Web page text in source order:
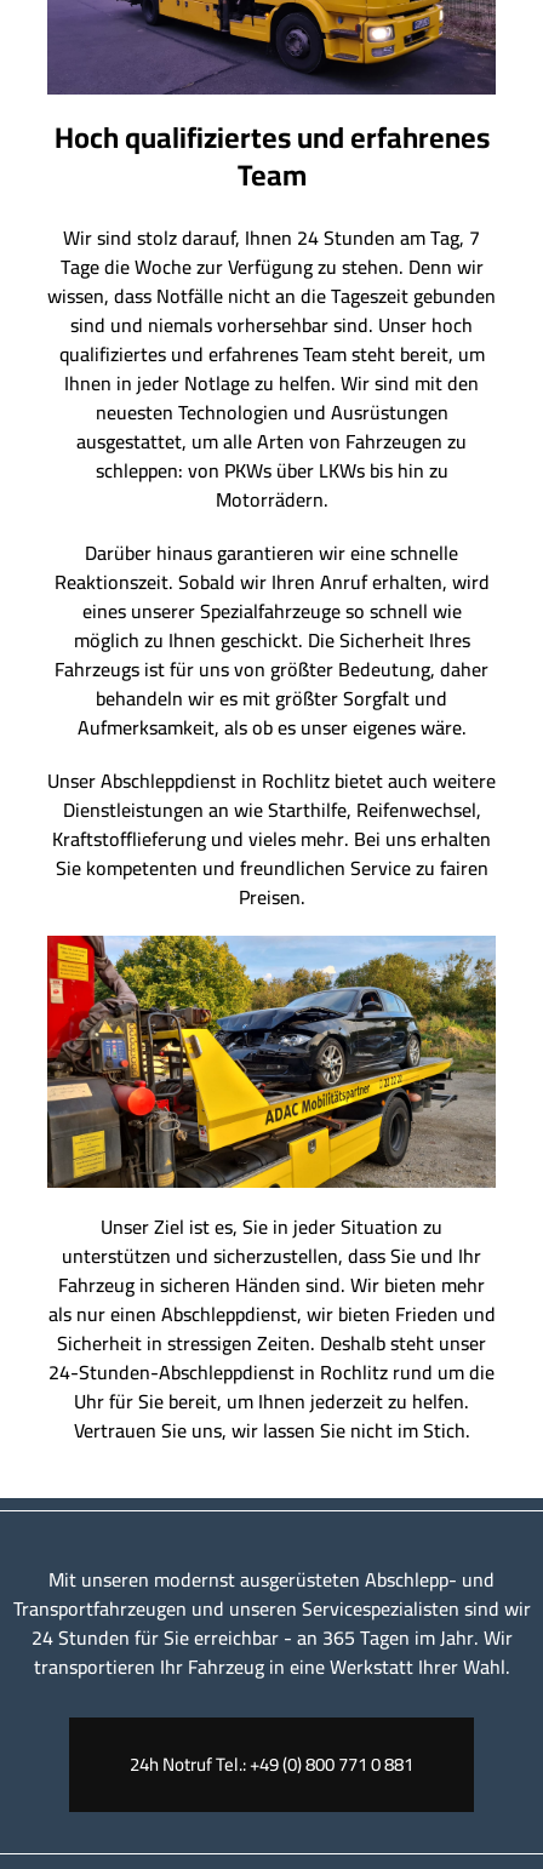
Hoch qualifiziertes und erfahrenes
Team
Wir sind stolz darauf, Ihnen 24 Stunden am Tag, 7
Tage die Woche zur Verfügung zu stehen. Denn wir
wissen, dass Notfälle nicht an die Tageszeit gebunden
sind und niemals vorhersehbar sind. Unser hoch
qualifiziertes und erfahrenes Team steht bereit, um
Ihnen in jeder Notlage zu helfen. Wir sind mit den
neuesten Technologien und Ausrüstungen
ausgestattet, um alle Arten von Fahrzeugen zu
schleppen: von PKWs über LKWs bis hin zu
Motorrädern.
Darüber hinaus garantieren wir eine schnelle
Reaktionszeit. Sobald wir Ihren Anruf erhalten, wird
eines unserer Spezialfahrzeuge so schnell wie
möglich zu Ihnen geschickt. Die Sicherheit Ihres
Fahrzeugs ist für uns von größter Bedeutung, daher
behandeln wir es mit größter Sorgfalt und
Aufmerksamkeit, als ob es unser eigenes wäre.
Unser Abschleppdienst in Rochlitz bietet auch weitere
Dienstleistungen an wie Starthilfe, Reifenwechsel,
Kraftstofflieferung und vieles mehr. Bei uns erhalten
Sie kompetenten und freundlichen Service zu fairen
Preisen.
Unser Ziel ist es, Sie in jeder Situation zu
unterstützen und sicherzustellen, dass Sie und Ihr
Fahrzeug in sicheren Händen sind. Wir bieten mehr
als nur einen Abschleppdienst, wir bieten Frieden und
Sicherheit in stressigen Zeiten. Deshalb steht unser
24-Stunden-Abschleppdienst in Rochlitz rund um die
Uhr für Sie bereit, um Ihnen jederzeit zu helfen.
Vertrauen Sie uns, wir lassen Sie nicht im Stich.
Mit unseren modernst ausgerüsteten Abschlepp- und
Transportfahrzeugen und unseren Servicespezialisten sind wir
24 Stunden für Sie erreichbar - an 365 Tagen im Jahr. Wir
transportieren Ihr Fahrzeug in eine Werkstatt Ihrer Wahl.
24h Notruf Tel.: +49 (0) 800 771 0 881